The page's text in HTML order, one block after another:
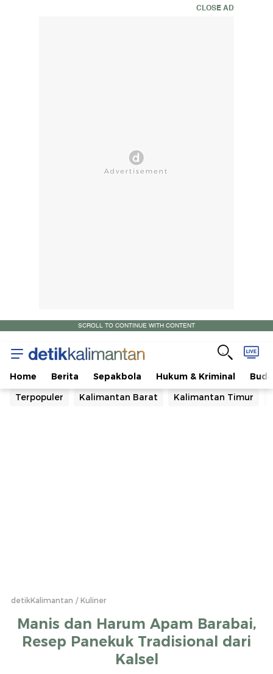
CLOSE AD
SCROLL TO CONTINUE WITH CONTENT
Home Berita Sepakbola Hukum & Kriminal
Terpopuler
Kalimantan Barat Kalimantan Timur
detikKalimantan Kuliner
Manis dan Harum Apam Barabai,
Resep Panekuk Tradisional dari
Kalsel